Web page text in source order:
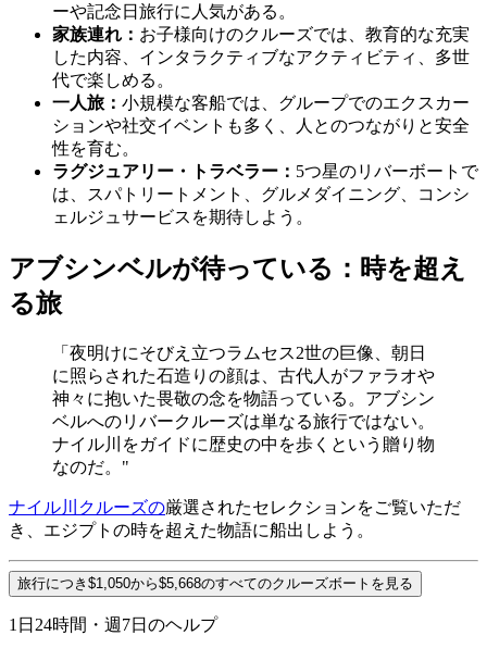
ーや記念日旅行に人気がある。
家族連れ： お子様向けのクルーズでは、教育的な充実
した内容、インタラクティブなアクティビティ、多世
代で楽しめる。
一人旅： 小規模な客船では、グループでのエクスカー
ションや社交イベントも多く、人とのつながりと安全
性を育む。
ラグジュアリー・トラベラー： 5つ星のリバーボートで
は、スパトリートメント、グルメダイニング、コンシ
ェルジュサービスを期待しよう。
アブシンベルが待っている：時を超え
る旅
「夜明けにそびえ立つラムセス2世の巨像、朝日
に照らされた石造りの顔は、古代人がファラオや
神々に抱いた畏敬の念を物語っている。アブシン
ベルへのリバークルーズは単なる旅行ではない。
ナイル川をガイドに歴史の中を歩くという贈り物
なのだ。"
ナイル川クルーズの厳選されたセレクションをご覧いただ
き、エジプトの時を超えた物語に船出しよう。
旅行につき$1,050から$5,668のすべてのクルーズボートを見る
1日24時間・週7日のヘルプ